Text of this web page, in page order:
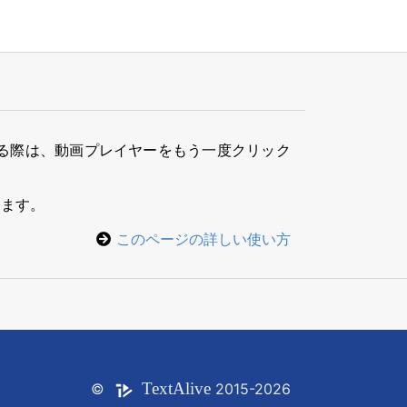
は、動画プレイヤーをもう一度クリック
す。
このページの詳しい使い方
© TextAlive2015-2026